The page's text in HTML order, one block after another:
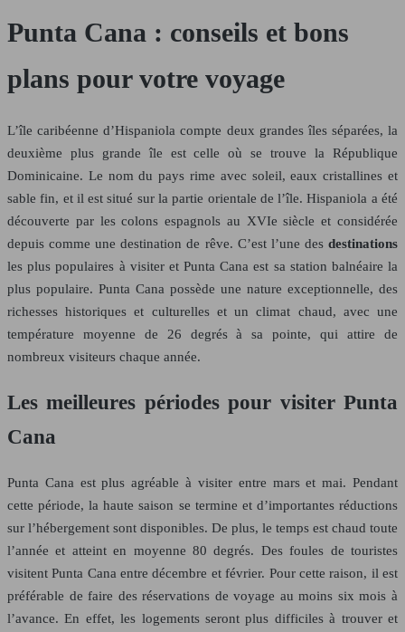
Punta Cana : conseils et bons
plans pour votre voyage
L’île caribéenne d’Hispaniola compte deux grandes îles séparées, la
deuxième plus grande île est celle où se trouve la République
Dominicaine. Le nom du pays rime avec soleil, eaux cristallines et
sable fin, et il est situé sur la partie orientale de l’île. Hispaniola a été
découverte par les colons espagnols au XVIe siècle et considérée
depuis comme une destination de rêve. C’est l’une des destinations
les plus populaires à visiter et Punta Cana est sa station balnéaire la
plus populaire. Punta Cana possède une nature exceptionnelle, des
richesses historiques et culturelles et un climat chaud, avec une
température moyenne de 26 degrés à sa pointe, qui attire de
nombreux visiteurs chaque année.
Les meilleures périodes pour visiter Punta
Cana
Punta Cana est plus agréable à visiter entre mars et mai. Pendant
cette période, la haute saison se termine et d’importantes réductions
sur l’hébergement sont disponibles. De plus, le temps est chaud toute
l’année et atteint en moyenne 80 degrés. Des foules de touristes
visitent Punta Cana entre décembre et février. Pour cette raison, il est
préférable de faire des réservations de voyage au moins six mois à
l’avance. En effet, les logements seront plus difficiles à trouver et